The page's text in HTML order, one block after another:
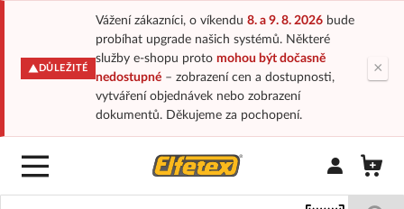
DŮLEŽITÉ
Vážení zákazníci, o víkendu 8. a 9. 8. 2026bude
probíhat upgrade našich systémů. Některé
služby e-shopu proto mohou být dočasně
nedostupné– zobrazení cen a dostupnosti,
vytváření objednávek nebo zobrazení
dokumentů. Děkujeme za pochopení.
×
Přihlásit/